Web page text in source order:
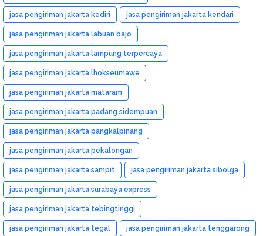
jasa pengiriman jakarta kediri jasa pengiriman jakarta kendari
jasa pengiriman jakarta labuan bajo
jasa pengiriman jakarta lampung terpercaya
jasa pengiriman jakarta lhokseumawe
jasa pengiriman jakarta mataram
jasa pengiriman jakarta padang sidempuan
jasa pengiriman jakarta pangkalpinang
jasa pengiriman jakarta pekalongan
jasa pengiriman jakarta sampit jasa pengiriman jakarta sibolga
jasa pengiriman jakarta surabaya express
jasa pengiriman jakarta tebingtinggi
jasa pengiriman jakarta tegal jasa pengiriman jakarta tenggarong